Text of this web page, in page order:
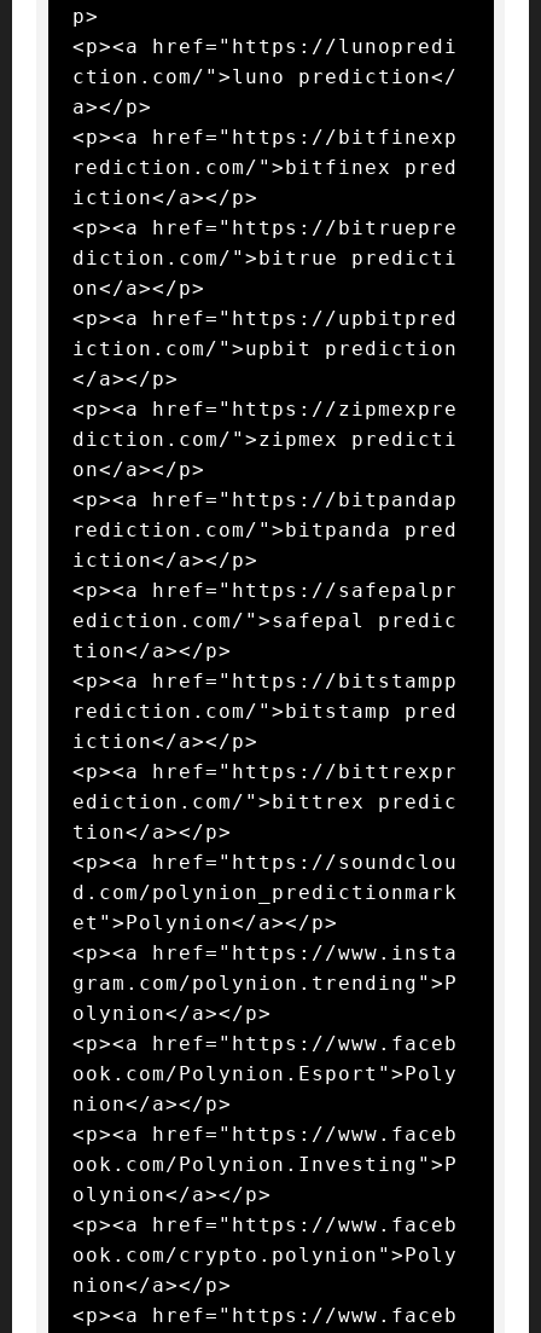
p>
<p><a href="https://lunopredi
ction.com/">luno prediction</
a></p>
<p><a href="https://bitfinexp
rediction.com/">bitfinex pred
iction</a></p>
<p><a href="https://bitruepre
diction.com/">bitrue predicti
on</a></p>
<p><a href="https://upbitpred
iction.com/">upbit prediction
</a></p>
<p><a href="https://zipmexpre
diction.com/">zipmex predicti
on</a></p>
<p><a href="https://bitpandap
rediction.com/">bitpanda pred
iction</a></p>
<p><a href="https://safepalpr
ediction.com/">safepal predic
tion</a></p>
<p><a href="https://bitstampp
rediction.com/">bitstamp pred
iction</a></p>
<p><a href="https://bittrexpr
ediction.com/">bittrex predic
tion</a></p>
<p><a href="https://soundclou
d.com/polynion_predictionmark
et">Polynion</a></p>
<p><a href="https://www.insta
gram.com/polynion.trending">P
olynion</a></p>
<p><a href="https://www.faceb
ook.com/Polynion.Esport">Poly
nion</a></p>
<p><a href="https://www.faceb
ook.com/Polynion.Investing">P
olynion</a></p>
<p><a href="https://www.faceb
ook.com/crypto.polynion">Poly
nion</a></p>
<p><a href="https://www.faceb